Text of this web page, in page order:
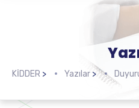
KİDDER > Yazılar>